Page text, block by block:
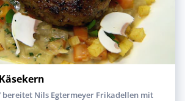
bereitet Nils Egtermeyer Frikadellen mit